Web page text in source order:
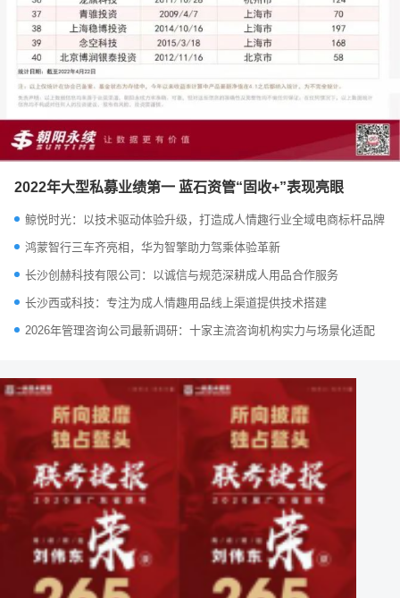
2022年大型私募业绩第一 蓝石资管“固收+”表现亮眼
鲸悦时光：以技术驱动体验升级，打造成人情趣行业全域电商标杆品牌
鸿蒙智行三车齐亮相，华为智擎助力驾乘体验革新
长沙创赫科技有限公司：以诚信与规范深耕成人用品合作服务
长沙西或科技：专注为成人情趣用品线上渠道提供技术搭建
2026年管理咨询公司最新调研：十家主流咨询机构实力与场景化适配